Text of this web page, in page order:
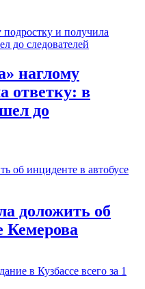
наглому
ответку: в
до
доложить об
Кемерова